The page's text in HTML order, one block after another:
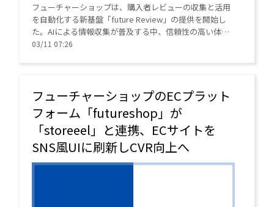
フューチャーショップは、購入者レビューの収集と活用
を自動化する新基盤「future Review」の提供を開始し
た。AIによる情報収集が普及する中、信頼性の高い体験
談を蓄積し、ECサイトの接点強化を支援する。先行導入
03/11 07:26
フューチャーショップのECプラット
フォーム「futureshop」が
「storeeel」と連携、ECサイトを
SNS風UIに刷新しCVR向上へ